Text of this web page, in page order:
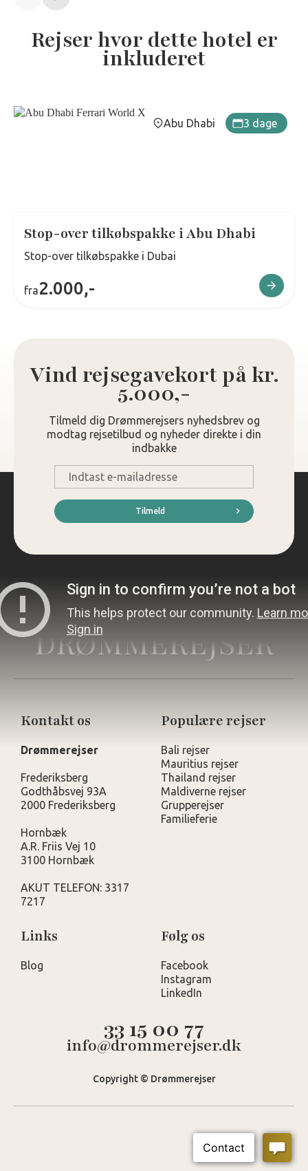
Rejser hvor dette hotel er
inkluderet
Abu Dhabi 3 dage
Stop-over tilkøbspakke i Abu Dhabi
Stop-over tilkøbspakke i Dubai
fra2.000,-
Vind rejsegavekort på kr.
5.000,-
Tilmeld dig Drømmerejsers nyhedsbrev og
modtag rejsetilbud og nyheder direkte i din
indbakke
mail
*
Tilmeld
DRØMMEREJSER
Kontakt os
Drømmerejser
Frederiksberg
Godthåbsvej 93A
2000 Frederiksberg
Hornbæk
A.R. Friis Vej 10
3100 Hornbæk
AKUT TELEFON: 3317
7217
Populære rejser
Bali rejser
Mauritius rejser
Thailand rejser
Maldiverne rejser
Grupperejser
Familieferie
Links
Blog
Følg os
Facebook
Instagram
LinkedIn
33 15 00 77
info@drommerejser.dk
Copyright © Drømmerejser